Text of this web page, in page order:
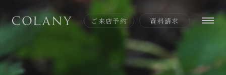
ご来店予約 資料請求